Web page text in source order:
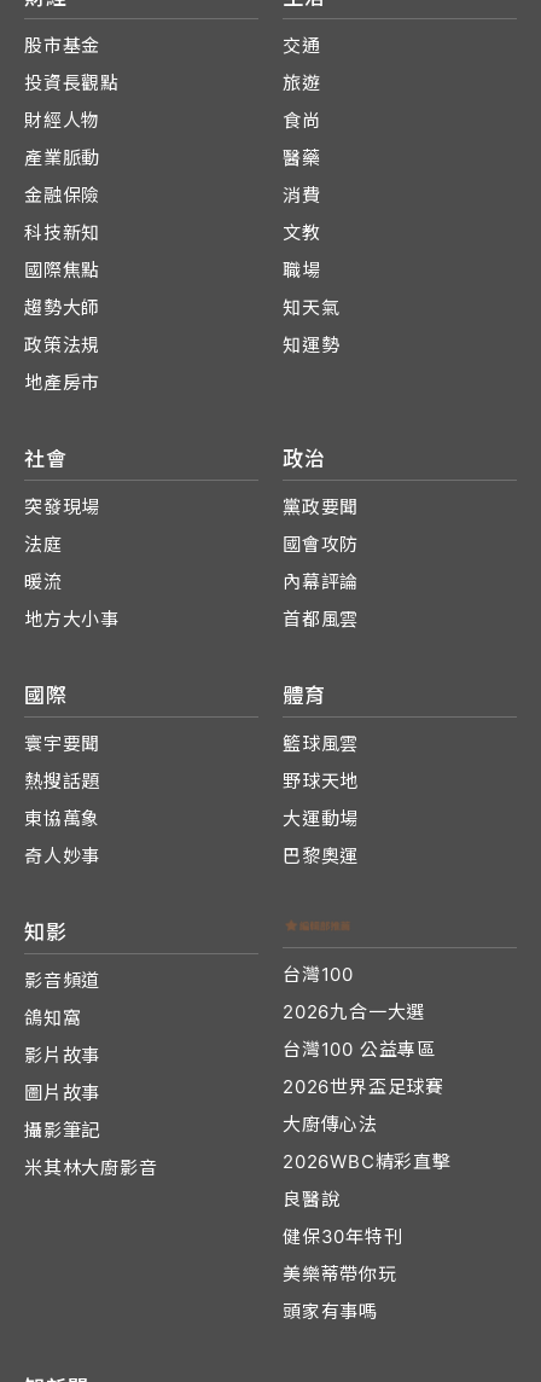
股市基金
投資長觀點
財經人物
產業脈動
金融保險
科技新知
國際焦點
趨勢大師
政策法規
地產房市
交通
旅遊
食尚
醫藥
消費
文教
職場
知天氣
知運勢
社會
突發現場
法庭
暖流
地方大小事
政治
黨政要聞
國會攻防
內幕評論
首都風雲
國際
寰宇要聞
熱搜話題
東協萬象
奇人妙事
體育
籃球風雲
野球天地
大運動場
巴黎奧運
知影
影音頻道
鴿知窩
影片故事
圖片故事
攝影筆記
米其林大廚影音
台灣100
2026九合一大選
台灣100 公益專區
2026世界盃足球賽
大廚傳心法
2026WBC精彩直擊
良醫說
健保30年特刊
美樂蒂帶你玩
頭家有事嗎